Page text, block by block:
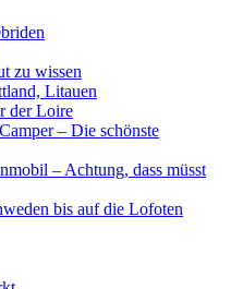
zu wissen
Litauen
der Loire
– Die schönste
– Achtung, dass müsst
bis auf die Lofoten